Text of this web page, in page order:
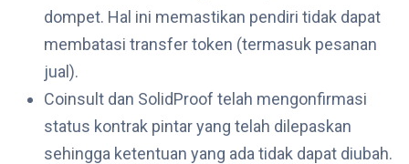
dompet. Hal ini memastikan pendiri tidak dapat
membatasi transfer token (termasuk pesanan
jual).
Coinsult dan SolidProof telah mengonfirmasi
status kontrak pintar yang telah dilepaskan
sehingga ketentuan yang ada tidak dapat diubah.